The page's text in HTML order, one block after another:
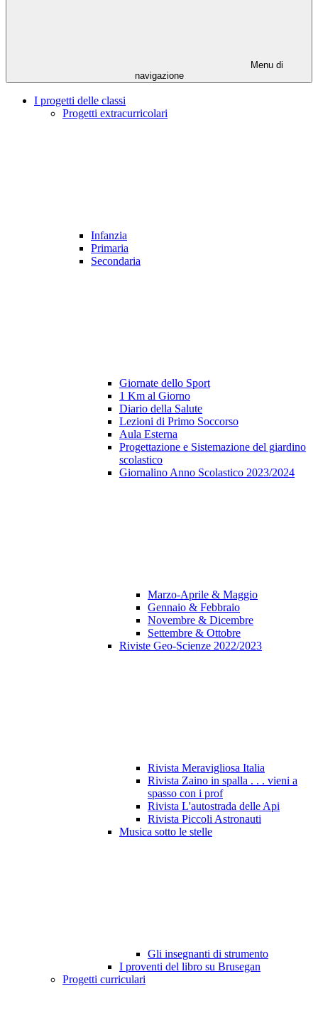
Menu di
navigazione
I progetti delle classi
Progetti extracurricolari
Infanzia
Primaria
Secondaria
Giornate dello Sport
1 Km al Giorno
Diario della Salute
Lezioni di Primo Soccorso
Aula Esterna
Progettazione e Sistemazione del giardino
scolastico
Giornalino Anno Scolastico 2023/2024
Marzo-Aprile & Maggio
Gennaio & Febbraio
Novembre & Dicembre
Settembre & Ottobre
Riviste Geo-Scienze 2022/2023
Rivista Meravigliosa Italia
Rivista Zaino in spalla . . . vieni a
spasso con i prof
Rivista L'autostrada delle Api
Rivista Piccoli Astronauti
Musica sotto le stelle
Gli insegnanti di strumento
I proventi del libro su Brusegan
Progetti curriculari